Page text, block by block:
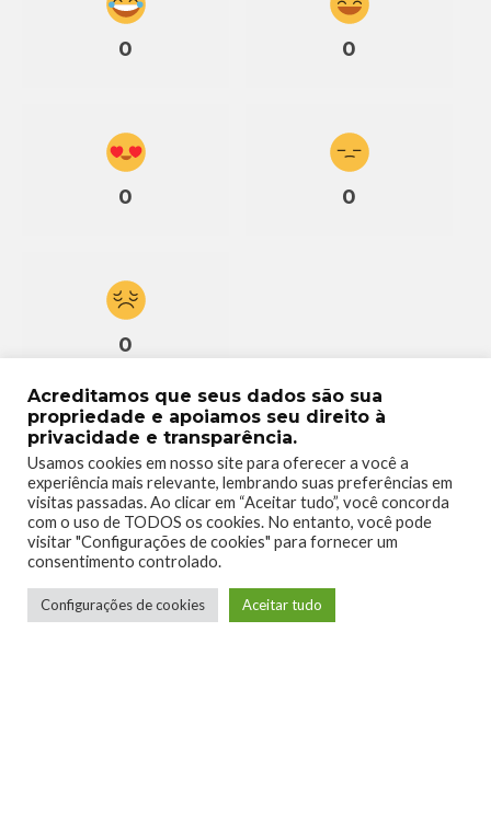
0 0
0 0
0
Acreditamos que seus dados são sua
propriedade e apoiamos seu direito à
privacidade e transparência.
Usamos cookies em nosso site para oferecer a você a
experiência mais relevante, lembrando suas preferências em
visitas passadas. Ao clicar em “Aceitar tudo”, você concorda
com o uso de TODOS os cookies. No entanto, você pode
visitar "Configurações de cookies" para fornecer um
consentimento controlado.
Configurações de cookies Aceitar tudo